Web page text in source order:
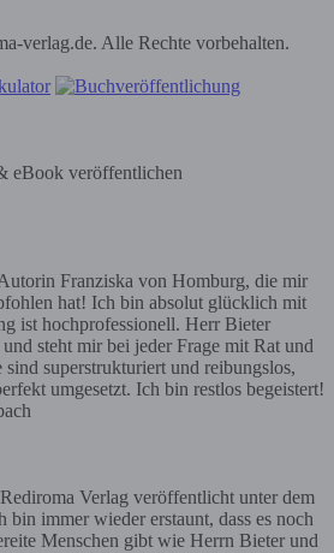
verlag.de. Alle Rechte vorbehalten.
eBook veröffentlichen
Franziska von Homburg, die mir
hat! Ich bin absolut glücklich mit
ist hochprofessionell. Herr Bieter
steht mir bei jeder Frage mit Rat und
superstrukturiert und reibungslos,
umgesetzt. Ich bin restlos begeistert!
Verlag veröffentlicht unter dem
bin immer wieder erstaunt, dass es noch
Menschen gibt wie Herrn Bieter und